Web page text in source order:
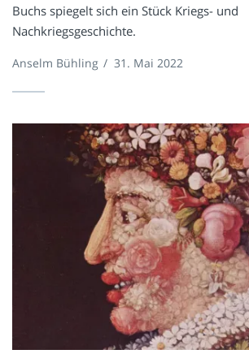
Buchs spiegelt sich ein Stück Kriegs- und
Nachkriegsgeschichte.
Anselm Bühling / 31. Mai 2022